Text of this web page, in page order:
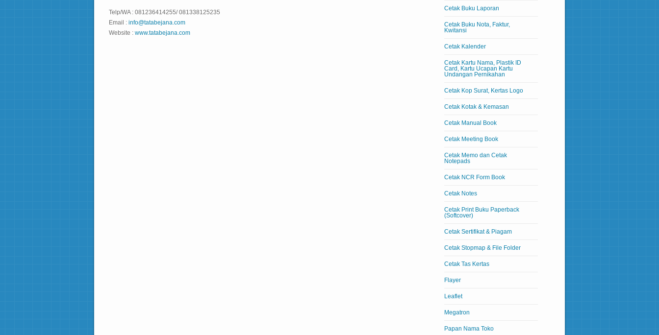
Telp/WA : 081236414255/ 081338125235
Email : info@tatabejana.com
Website : www.tatabejana.com
Cetak Buku Laporan
Cetak Buku Nota, Faktur,
Kwitansi
Cetak Kalender
Cetak Kartu Nama, Plastik ID
Card, Kartu Ucapan Kartu
Undangan Pernikahan
Cetak Kop Surat, Kertas Logo
Cetak Kotak & Kemasan
Cetak Manual Book
Cetak Meeting Book
Cetak Memo dan Cetak
Notepads
Cetak NCR Form Book
Cetak Notes
Cetak Print Buku Paperback
(Softcover)
Cetak Sertifikat & Piagam
Cetak Stopmap & File Folder
Cetak Tas Kertas
Flayer
Leaflet
Megatron
Papan Nama Toko